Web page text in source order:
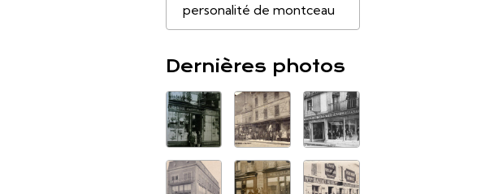
personalité de montceau
Dernières photos